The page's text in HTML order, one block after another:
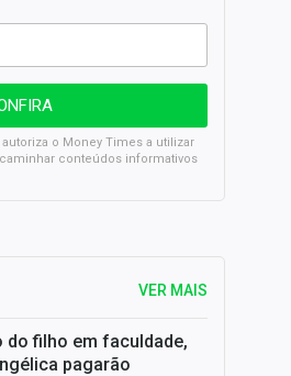
o Money Times a utilizar
conteúdos informativos
SELIC em 14%: A repercussão da decisão sobre os JUROS
VER MAIS
do filho em faculdade,
pagarão